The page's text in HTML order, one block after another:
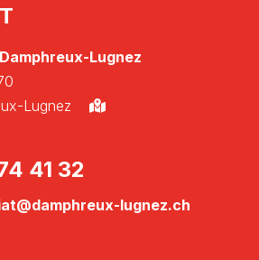
Lugnez
Lugnez
41 32
lugnez.ch